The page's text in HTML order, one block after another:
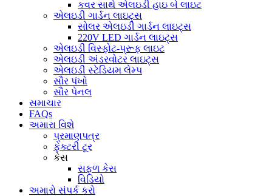
કવર સાથે એલઇડી હાઇ બે લાઇટ
એલઇડી ગાર્ડન લાઇટ્સ
સોલર એલઇડી ગાર્ડન લાઇટ્સ
220V LED ગાર્ડન લાઇટ્સ
એલઇડી વિસ્ફોટ-પ્રૂફ લાઇટ
એલઇડી અંડરવોટર લાઇટ્સ
એલઇડી સ્ટેડિયમ લેમ્પ
સૌર પંખો
સૌર પેનલ
સમાચાર
FAQs
અમારા વિશે
પ્રમાણપત્ર
ફેક્ટરી ટૂર
કેસ
સફળ કેસ
વિડિયો
અમારો સંપર્ક કરો